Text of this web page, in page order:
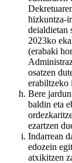
hizkuntza-
deialdietan
2023ko
(erabaki
osatzen
erabiltzeko
Bere
baldin eta
ezartzen
Indarrean
edozein
atxikitzen